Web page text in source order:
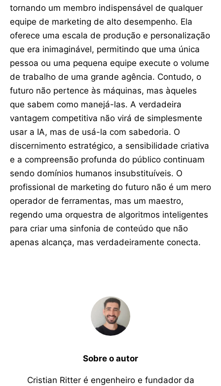
tornando um membro indispensável de qualquer
equipe de marketing de alto desempenho. Ela
oferece uma escala de produção e personalização
que era inimaginável, permitindo que uma única
pessoa ou uma pequena equipe execute o volume
de trabalho de uma grande agência. Contudo, o
futuro não pertence às máquinas, mas àqueles
que sabem como manejá-las. A verdadeira
vantagem competitiva não virá de simplesmente
usar a IA, mas de usá-la com sabedoria. O
discernimento estratégico, a sensibilidade criativa
e a compreensão profunda do público continuam
sendo domínios humanos insubstituíveis. O
profissional de marketing do futuro não é um mero
operador de ferramentas, mas um maestro,
regendo uma orquestra de algoritmos inteligentes
para criar uma sinfonia de conteúdo que não
apenas alcança, mas verdadeiramente conecta.
Sobre o autor
Cristian Ritter é engenheiro e fundador da